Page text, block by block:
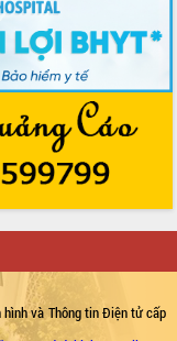
hình và Thông tin Điện tử cấp